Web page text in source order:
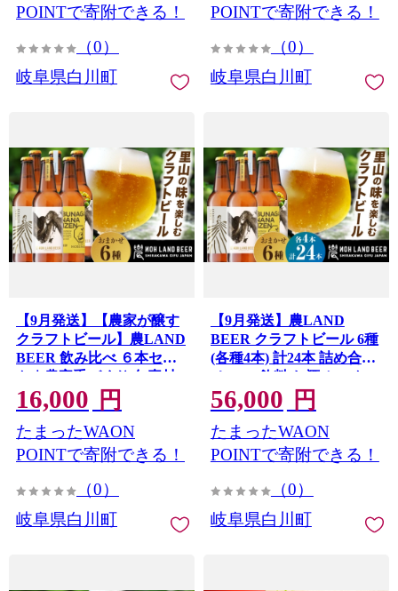
POINTで寄附できる！
（0）
岐阜県白川町
POINTで寄附できる！
（0）
岐阜県白川町
【9月発送】【農家が醸す
クラフトビール】農LAND
BEER 飲み比べ ６本セッ
ト｜農家手づくり 旬素材×
源流水×自家製米・茶葉｜
岐阜県白川町 Sunpo
[AWBC001-9]
16,000 円
たまったWAON
POINTで寄附できる！
（0）
岐阜県白川町
【9月発送】農LAND
BEER クラフトビール 6種
(各種4本) 計24本 詰め合わ
せBOX 飲料 お酒 セット
白川町 / Sunpo [AWBC010-
9] 飲み比べセット 酒 アル
コール ビール セット 詰め
合わせ クラフトビール ビ
クラフトビール ビール ア
ト セット クラフトビール
56,000 円
たまったWAON
POINTで寄附できる！
（0）
岐阜県白川町